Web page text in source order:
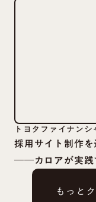
トヨタファイナン
採用サイト制作
──カロアが実践
もっと